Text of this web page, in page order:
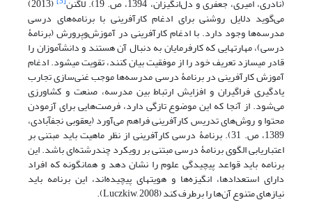
(نادری، امیری، جعفری و دل‌انگیزان، 1394، ص. 19). لاگنن (2013)
می‌گوید دلایل روشنی برای ادغام کارآفرینی با برنامه‌های درسی
مدرسه‌ها وجود دارد. با ادغام کارآفرینی در آموزش‌وپرورش (برنامۀ
درسی)، مهارت­هایی که کارفرمایان به دنبال آن هستند و دانش­آموزان را
قادر می­سازد تعریف خود را از موفقیت بیان کنند، تقویت می­شود. ادغام
آموزش کارآفرینی در برنامۀ درسی مدرسه‌ها موجب غنی‌سازی تجارب
یادگیری فراگیران و افزایش ارتباط بین مدرسه، صنعت و کشاورزی
می‌شود. از آنجا که این موضوع تازگی دارد، فرصت‌هایی برای آزمودن
محتوا و روش‌های تدریس کارآفرینی فراهم می‌آورد (یعقوبی نجف­آبادی،
1389، ص. 31). برنامۀ درسی کارآفرینی از نظر ماهیت باید مبتنی بر
اعتباریابی الگوی برنامۀ درسی مبتنی بر رویکرد چندرشته‌ای باشد. این
برنامه باید قواعد پیچیدگی علوم را نشان دهد و همان­گونه که افراد
دارای استعدادها، انگیزه‌ها و هویت­های پیچیده‌اند، این برنامه باید
نیازهای متنوع آن‌ها را برطرف کند (Luczkiw, 2008).